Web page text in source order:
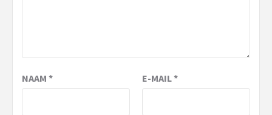
NAAM * E-MAIL*